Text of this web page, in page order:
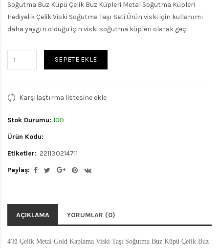
Soğutma Buz Küpü Çelik Buz Küpleri Metal Soğutma Küpleri
Hediyelik Çelik Viski Soğutma Taşı Seti Ürün viski için kullanımı
daha yaygın olduğu için viski soğutma küpleri olarak geç
SEPETE EKLE
Karşılaştırma listesine ekle
Stok Durumu: 100
Ürün Kodu:
Etiketler: 221130214711
Paylaş:
AÇIKLAMA YORUMLAR (0)
4'lü Çelik Metal Gold Kaplama Viski Taşı Soğutma Buz Küpü Çelik Buz